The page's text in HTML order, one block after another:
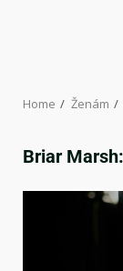
Home Ženám
Briar